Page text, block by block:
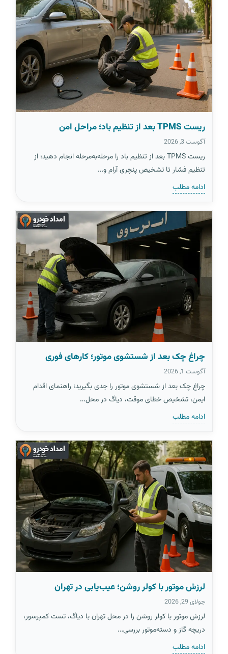
ریست TPMS بعد از تنظیم باد؛ مراحل امن
آگوست 3, 2026
ریست TPMS بعد از تنظیم باد را مرحله‌به‌مرحله انجام دهید؛ از
تنظیم فشار تا تشخیص پنچری آرام و…
ادامه مطلب
چراغ چک بعد از شستشوی موتور؛ کارهای فوری
آگوست 1, 2026
چراغ چک بعد از شستشوی موتور را جدی بگیرید؛ راهنمای اقدام
ایمن، تشخیص خطای موقت، دیاگ در محل…
ادامه مطلب
لرزش موتور با کولر روشن؛ عیب‌یابی در تهران
جولای 29, 2026
لرزش موتور با کولر روشن را در محل تهران با دیاگ، تست کمپرسور،
دریچه گاز و دسته‌موتور بررسی…
ادامه مطلب